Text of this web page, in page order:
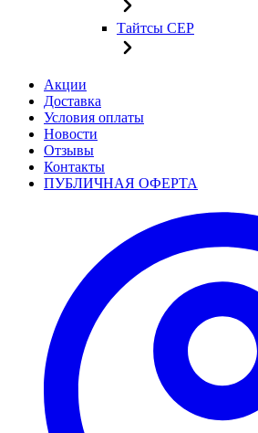
Тайтсы CEP
Акции
Доставка
Условия оплаты
Новости
Отзывы
Контакты
ПУБЛИЧНАЯ ОФЕРТА